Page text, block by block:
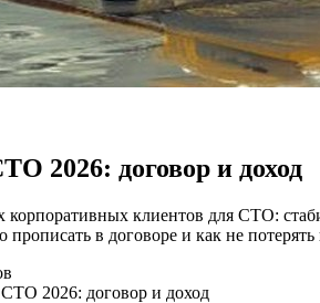
2026: договор и доход
клиентов для СТО:
в договоре и как не потерять
2026: договор и доход